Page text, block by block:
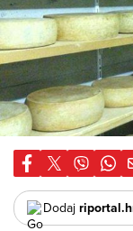
Dodaj